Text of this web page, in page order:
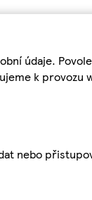
údaje.
k provozu
nebo